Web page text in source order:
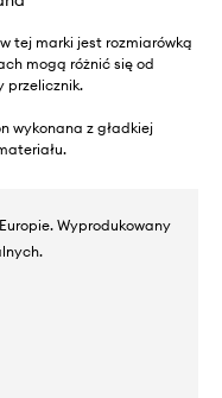
tej marki jest rozmiarówką
mogą różnić się od
przelicznik.
wykonana z gładkiej
Wyprodukowany